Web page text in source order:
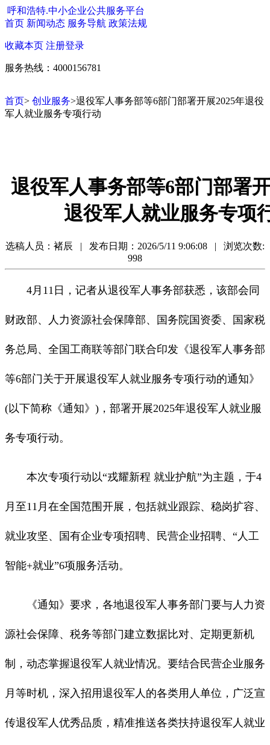
呼和浩特.中小企业公共服务平台
首页 新闻动态 服务导航 政策法规
收藏本页 注册登录
服务热线：4000156781
首页> 创业服务>退役军人事务部等6部门部署开展2025年退役
军人就业服务专项行动
退役军人事务部等6部门部署
退役军人就业服务专项
选稿人员：褚辰 | 发布日期： 2026/5/11 9:06:08 | 浏览次数:
998
4月11日，记者从退役军人事务部获悉，该部会同
财政部、人力资源社会保障部、国务院国资委、国家税
务总局、全国工商联等部门联合印发《退役军人事务部
等6部门关于开展退役军人就业服务专项行动的通知》
(以下简称《通知》)，部署开展2025年退役军人就业服
务专项行动。
本次专项行动以“戎耀新程 就业护航”为主题，于4
月至11月在全国范围开展，包括就业跟踪、稳岗扩容、
就业攻坚、国有企业专项招聘、民营企业招聘、“人工
智能+就业”6项服务活动。
《通知》要求，各地退役军人事务部门要与人力资
源社会保障、税务等部门建立数据比对、定期更新机
制，动态掌握退役军人就业情况。要结合民营企业服务
月等时机，深入招用退役军人的各类用人单位，广泛宣
传退役军人优秀品质，精准推送各类扶持退役军人就业